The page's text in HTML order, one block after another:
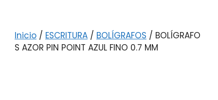
Inicio / ESCRITURA / BOLÍGRAFOS / BOLÍGRAFO
S AZOR PIN POINT AZUL FINO 0.7 MM